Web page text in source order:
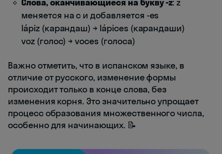
меняется на c и добавляется -es
lápiz (карандаш) → lápices (карандаши)
voz (голос) → voces (голоса)
Важно отметить, что в испанском языке, в
отличие от русского, изменение формы
происходит только в конце слова, без
изменения корня. Это значительно упрощает
процесс образования множественного числа,
особенно для начинающих. 📝